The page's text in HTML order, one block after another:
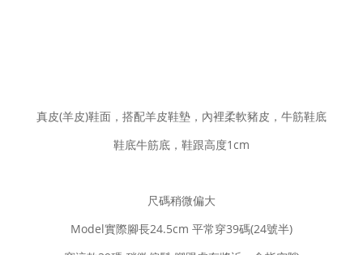
真皮(羊皮)鞋面，搭配羊皮鞋墊，內裡柔軟豬皮，牛筋鞋底
鞋底牛筋底，鞋跟高度1cm
尺碼稍微偏大
Model實際腳長24.5cm 平常穿39碼(24號半)